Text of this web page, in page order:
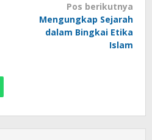
Pos berikutnya
Mengungkap Sejarah
dalam Bingkai Etika
Islam